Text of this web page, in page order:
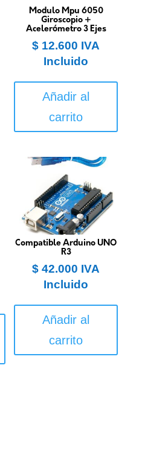
Modulo Mpu 6050
Giroscopio +
Acelerómetro 3 Ejes
$ 12.600 IVA
Incluido
Añadir al
carrito
Compatible Arduino UNO
R3
$ 42.000 IVA
Incluido
Añadir al
carrito